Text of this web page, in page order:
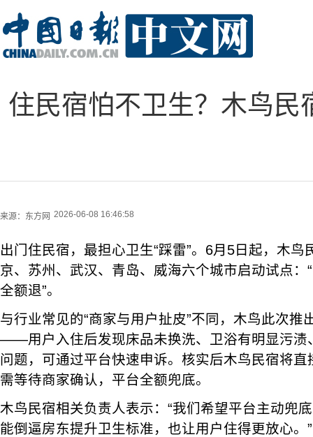
住民宿怕不卫生？木鸟民
来源： 东方网 2026-06-08 16:46:58
出门住民宿，最担心卫生“踩雷”。6月5日起，木鸟
京、苏州、武汉、青岛、威海六个城市启动试点：
全额退”。
与行业常见的“商家与用户扯皮”不同，木鸟此次推
——用户入住后发现床品未换洗、卫浴有明显污渍
问题，可通过平台快速申诉。核实后木鸟民宿将
需等待商家确认，平台全额兜底。
木鸟民宿相关负责人表示：“我们希望平台主动兜底
能倒逼房东提升卫生标准，也让用户住得更放心。”